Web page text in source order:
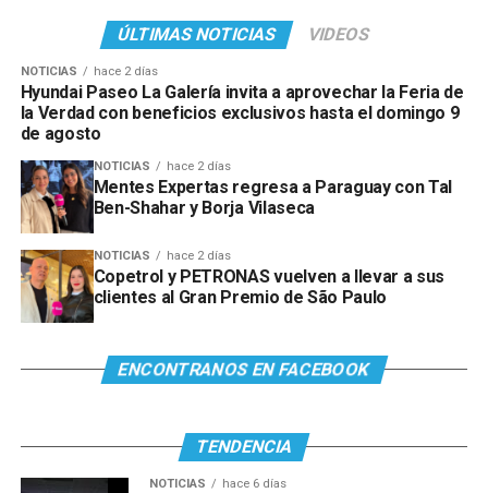
ÚLTIMAS NOTICIAS VIDEOS
NOTICIAS hace 2 días
Hyundai Paseo La Galería invita a aprovechar la Feria de
la Verdad con beneficios exclusivos hasta el domingo 9
de agosto
NOTICIAS hace 2 días
Mentes Expertas regresa a Paraguay con Tal
Ben-Shahar y Borja Vilaseca
NOTICIAS hace 2 días
Copetrol y PETRONAS vuelven a llevar a sus
clientes al Gran Premio de São Paulo
ENCONTRANOS EN FACEBOOK
TENDENCIA
NOTICIAS hace 6 días